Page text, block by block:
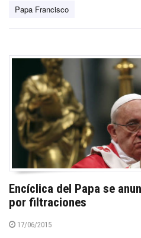
Papa Francisco
Encíclica del Papa se
por filtraciones
17/06/2015